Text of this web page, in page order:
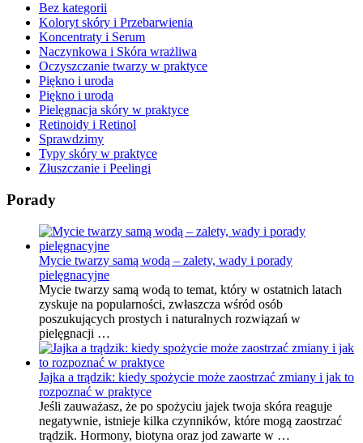
Bez kategorii
Koloryt skóry i Przebarwienia
Koncentraty i Serum
Naczynkowa i Skóra wrażliwa
Oczyszczanie twarzy w praktyce
Piękno i uroda
Piękno i uroda
Pielęgnacja skóry w praktyce
Retinoidy i Retinol
Sprawdzimy
Typy skóry w praktyce
Złuszczanie i Peelingi
Porady
Mycie twarzy samą wodą – zalety, wady i porady
pielęgnacyjne
Mycie twarzy samą wodą to temat, który w ostatnich latach
zyskuje na popularności, zwłaszcza wśród osób
poszukujących prostych i naturalnych rozwiązań w
pielęgnacji …
Jajka a trądzik: kiedy spożycie może zaostrzać zmiany i jak to
rozpoznać w praktyce
Jeśli zauważasz, że po spożyciu jajek twoja skóra reaguje
negatywnie, istnieje kilka czynników, które mogą zaostrzać
trądzik. Hormony, biotyna oraz jod zawarte w …